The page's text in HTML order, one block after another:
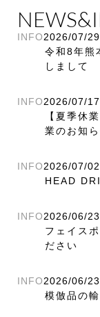
INFO2026/07/29
令和8年熊
しまして
INFO2026/07/17
【夏季休
業のお知
INFO2026/07/02
HEAD
INFO2026/06/23
フェイス
ださい
INFO2026/06/23
模倣品の